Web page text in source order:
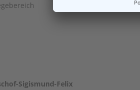
Sigismund-Felix